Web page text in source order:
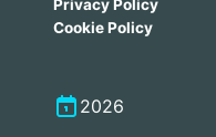
Privacy Policy
Cookie Policy
2026